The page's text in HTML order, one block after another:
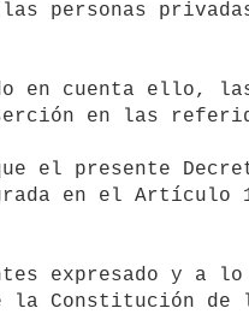
personas
en cuenta ello,
en las
que el presente
en el Artículo
expresado y a
la Constitución de